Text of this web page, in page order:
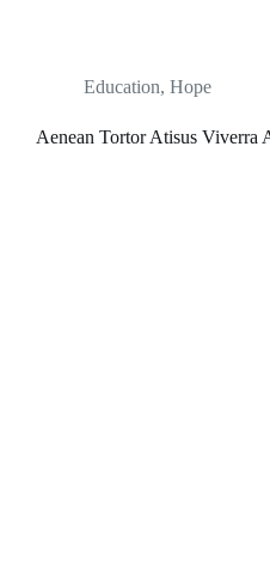
Education, Hope
Aenean Tortor Atisus Viverra